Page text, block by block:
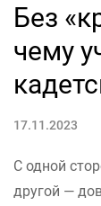
Без
чему
17.11.2023
С одной
другой —